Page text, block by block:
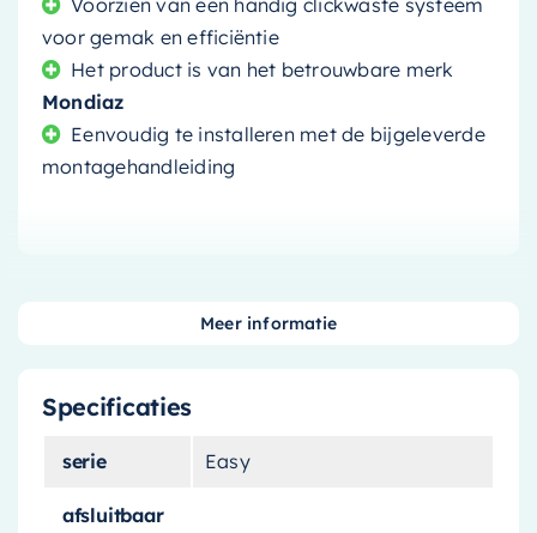
voor gemak en efficiëntie
Het product is van het betrouwbare merk
Mondiaz
Eenvoudig te installeren met de bijgeleverde
montagehandleiding
Als u op zoek bent naar een stijlvolle en
perfecte keuze. Dit product is niet alleen
esthetisch aantrekkelijk, maar ook ontzettend
praktisch dankzij het ruimtebesparende
ontwerp.
Specificaties
serie Easy
afsluitbaar
Meer informatie